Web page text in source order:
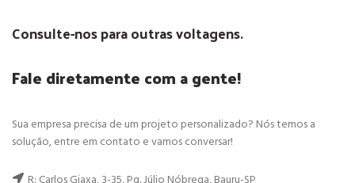
Consulte-nos para outras voltagens.
Fale diretamente com a gente!
Sua empresa precisa de um projeto personalizado? Nós temos a
solução, entre em contato e vamos conversar!